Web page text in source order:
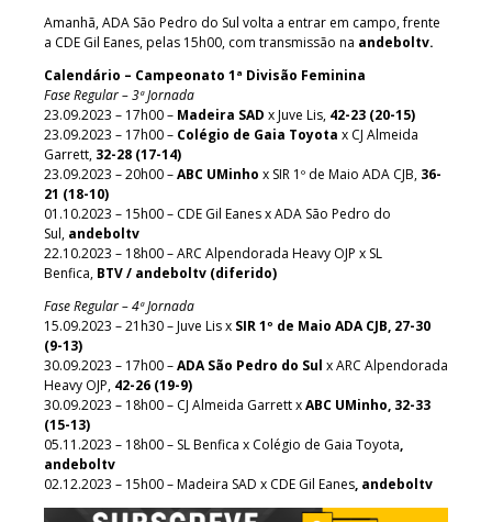
Amanhã, ADA São Pedro do Sul volta a entrar em campo, frente
a CDE Gil Eanes, pelas 15h00, com transmissão na andeboltv.
Calendário – Campeonato 1ª Divisão Feminina
Fase Regular – 3ª Jornada
23.09.2023 – 17h00 – Madeira SAD x Juve Lis, 42-23 (20-15)
23.09.2023 – 17h00 – Colégio de Gaia Toyota x CJ Almeida
Garrett, 32-28 (17-14)
23.09.2023 – 20h00 –ABC UMinho x SIR 1º de Maio ADA CJB, 36-
21 (18-10)
01.10.2023 – 15h00 – CDE Gil Eanes x ADA São Pedro do
Sul, andeboltv
22.10.2023 – 18h00 – ARC Alpendorada Heavy OJP x SL
Benfica, BTV / andeboltv (diferido)
Fase Regular – 4ª Jornada
15.09.2023 – 21h30 – Juve Lis x SIR 1º de Maio ADA CJB, 27-30
(9-13)
30.09.2023 – 17h00 –ADA São Pedro do Sul x ARC Alpendorada
Heavy OJP, 42-26 (19-9)
30.09.2023 – 18h00 – CJ Almeida Garrett xABC UMinho, 32-33
(15-13)
05.11.2023 – 18h00 – SL Benfica x Colégio de Gaia Toyota,
andeboltv
02.12.2023 – 15h00 – Madeira SAD x CDE Gil Eanes, andeboltv